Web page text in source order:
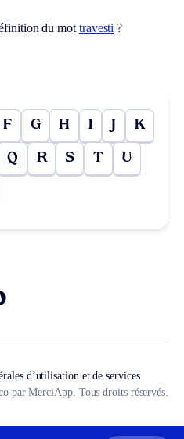
du mot travesti ?
F G H I J K
Q R S T U
d’utilisation et de services
par MerciApp. Tous droits réservés.